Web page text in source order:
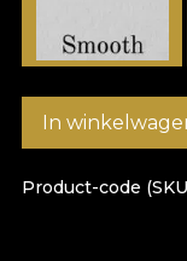
Product-code
In